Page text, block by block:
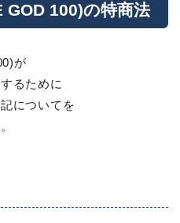
GOD 100)の特商法
が
るために
についてを